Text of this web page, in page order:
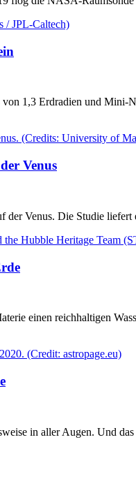
1,3 Erdradien und
Venus
Venus. Die Studie
einen reichhaltigen
in aller Augen. Und